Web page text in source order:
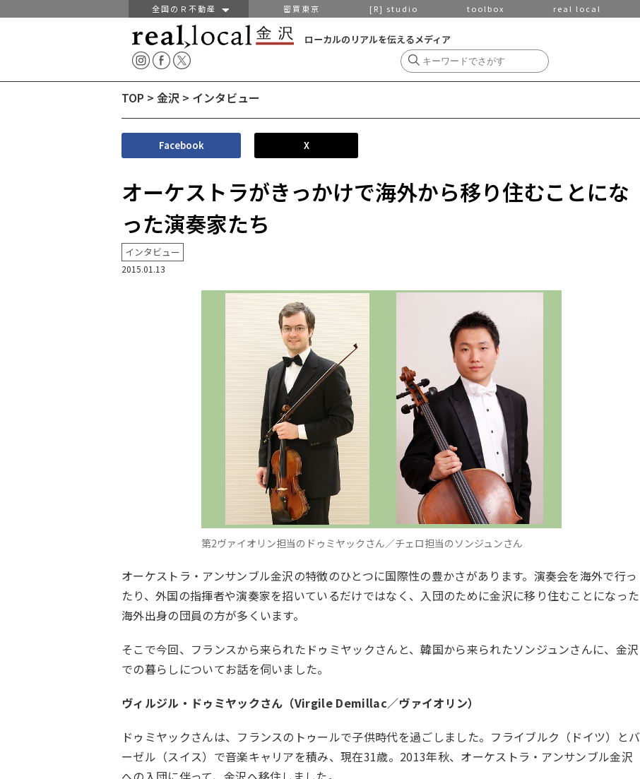
全国のＲ不動産 密買東京 [R] studio toolbox real local
ローカルのリアルを伝えるメディア
TOP > 金沢 > インタビュー
Facebook X
オーケストラがきっかけで海外から移り住むことにな
った演奏家たち
インタビュー
2015.01.13
第2ヴァイオリン担当のドゥミヤックさん／チェロ担当のソンジュンさん
オーケストラ・アンサンブル金沢の特徴のひとつに国際性の豊かさがあります。演奏会を海外で行っ
たり、外国の指揮者や演奏家を招いているだけではなく、入団のために金沢に移り住むことになった
海外出身の団員の方が多くいます。
そこで今回、フランスから来られたドゥミヤックさんと、韓国から来られたソンジュンさんに、金沢
での暮らしについてお話を伺いました。
ヴィルジル・ドゥミヤックさん（Virgile Demillac／ヴァイオリン）
ドゥミヤックさんは、フランスのトゥールで子供時代を過ごしました。フライブルク（ドイツ）とバ
ーゼル（スイス）で音楽キャリアを積み、現在31歳。2013年秋、オーケストラ・アンサンブル金沢